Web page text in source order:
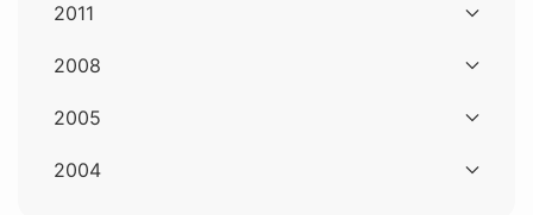
2011
2008
2005
2004